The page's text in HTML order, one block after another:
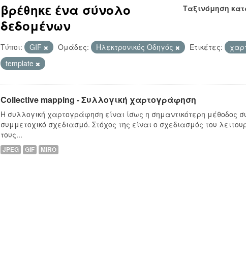
Ταξινόμηση
βρέθηκε ένα σύνολο
δεδομένων
Τύποι: GIF Ομάδες: Hλεκτρονικός Οδηγός Ετικέτες:
template
Collective mapping - Συλλογική χαρτογράφηση
Η συλλογική χαρτογράφηση είναι ίσως η σημαντικότερη μέθοδος
συμμετοχικό σχεδιασμό. Στόχος της είναι ο σχεδιασμός του
τους...
JPEG GIF MIRO